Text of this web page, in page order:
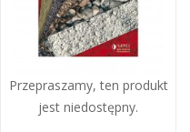
Przepraszamy, ten produkt
jest niedostępny.